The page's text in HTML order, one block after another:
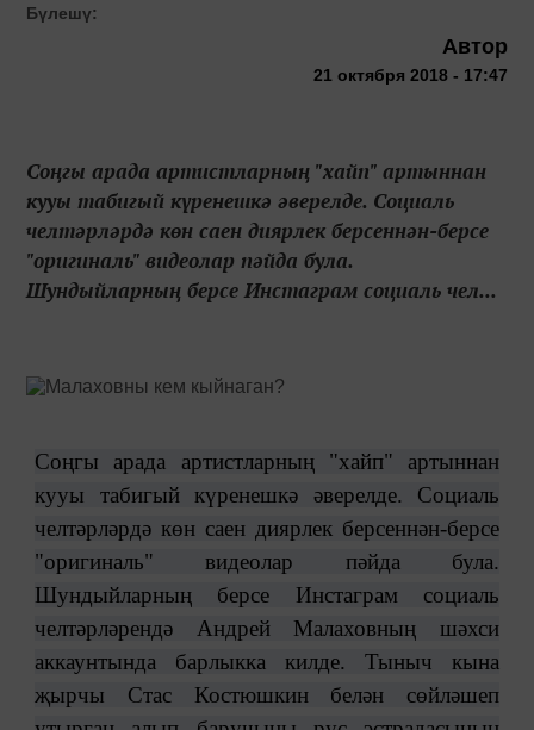
Бүлешү:
Автор
21 октября 2018 - 17:47
Соңгы арада артистларның "хайп" артыннан
кууы табигый күренешкә әверелде. Социаль
челтәрләрдә көн саен диярлек берсеннән-берсе
"оригиналь" видеолар пәйда була.
Шундыйларның берсе Инстаграм социаль чел...
Соңгы арада артистларның "хайп" артыннан
кууы табигый күренешкә әверелде. Социаль
челтәрләрдә көн саен диярлек берсеннән-берсе
"оригиналь" видеолар пәйда була.
Шундыйларның берсе Инстаграм социаль
челтәрләрендә Андрей Малаховның шәхси
аккаунтында барлыкка килде. Тыныч кына
җырчы Стас Костюшкин белән сөйләшеп